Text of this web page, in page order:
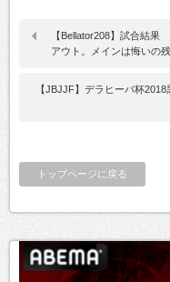
【Bellator208】試合結
アウト。メインは悔いの
【JBJJF】デラヒーバ杯
トップページに戻る